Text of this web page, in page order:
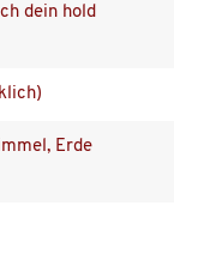
dein hold
Erde